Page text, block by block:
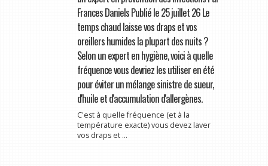
Frances Daniels Publié le 25 juillet 26 Le
temps chaud laisse vos draps et vos
oreillers humides la plupart des nuits ?
Selon un expert en hygiène, voici à quelle
fréquence vous devriez les utiliser en été
pour éviter un mélange sinistre de sueur,
d'huile et d'accumulation d'allergènes.
C'est à quelle fréquence (et à la
température exacte) vous devez laver
vos draps et ...